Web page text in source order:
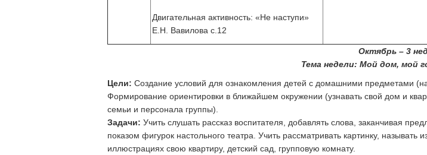
Двигательная активность: «Не наступи»
Е.Н. Вавилова с.12
Октябрь – 3
Тема недели: Мой дом, мой
Цели: Создание условий для ознакомления детей с домашними предметами
Формирование ориентировки в ближайшем окружении (узнавать свой дом и
семьи и персонала группы).
Задачи: Учить слушать рассказ воспитателя, добавлять слова, заканчивая
показом фигурок настольного театра. Учить рассматривать картинку,
иллюстрациях свою квартиру, детский сад, групповую комнату.